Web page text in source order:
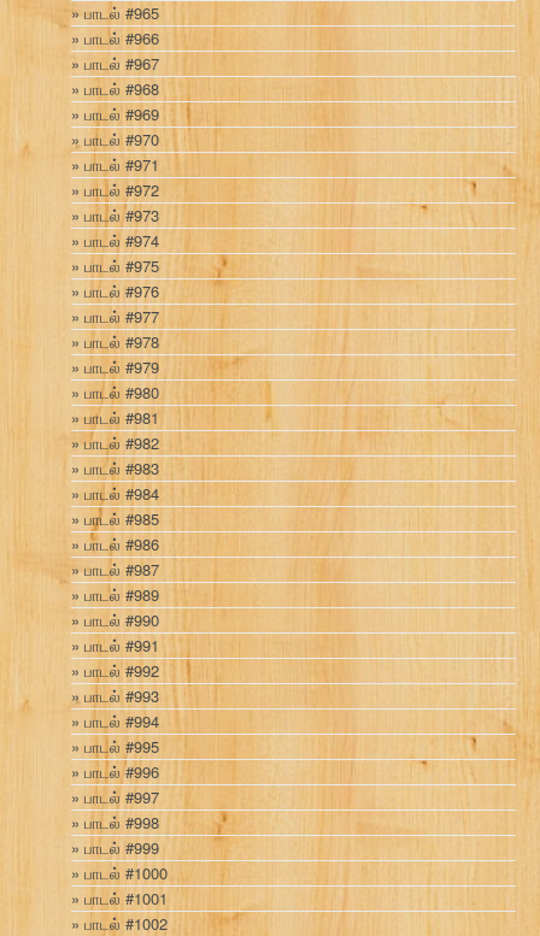
பாடல் #965
பாடல் #966
பாடல் #967
பாடல் #968
பாடல் #969
பாடல் #970
பாடல் #971
பாடல் #972
பாடல் #973
பாடல் #974
பாடல் #975
பாடல் #976
பாடல் #977
பாடல் #978
பாடல் #979
பாடல் #980
பாடல் #981
பாடல் #982
பாடல் #983
பாடல் #984
பாடல் #985
பாடல் #986
பாடல் #987
பாடல் #989
பாடல் #990
பாடல் #991
பாடல் #992
பாடல் #993
பாடல் #994
பாடல் #995
பாடல் #996
பாடல் #997
பாடல் #998
பாடல் #999
பாடல் #1000
பாடல் #1001
பாடல் #1002